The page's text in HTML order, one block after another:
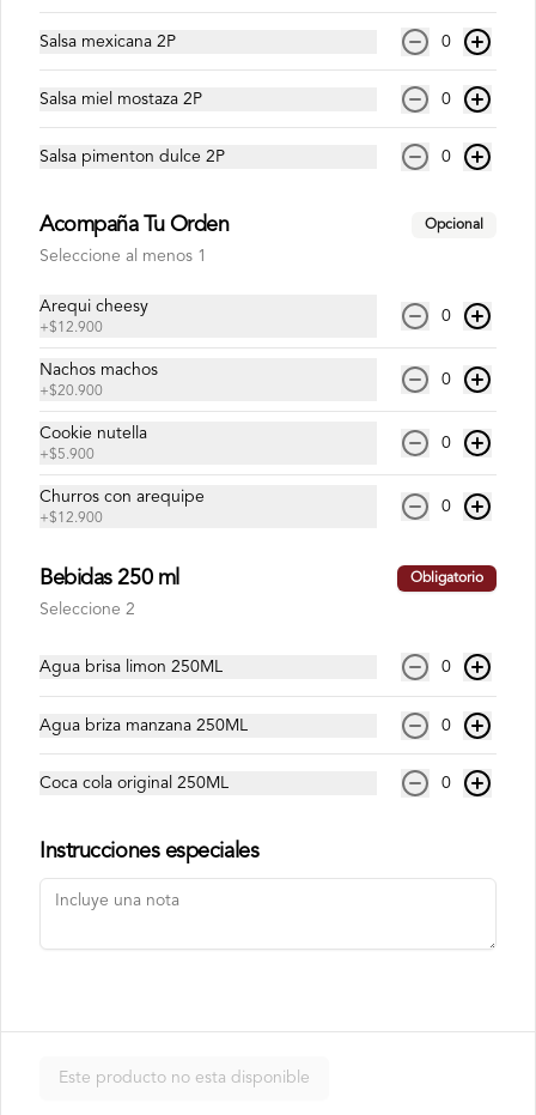
Cerveza
Términos y condiciones
Política de privacidad
Redes sociales
Instagram
TikTok
Mi cuenta
Iniciar sesión
Salsa mexicana 2P 0
Salsa miel mostaza 2P 0
Salsa pimenton dulce 2P 0
Acompaña Tu Orden Opcional
Seleccione al menos 1
Arequi cheesy
+$12.900
0
Nachos machos
+$20.900
0
Cookie nutella
+$5.900
0
Churros con arequipe
+$12.900
0
Bebidas 250 ml Obligatorio
Seleccione 2
Agua brisa limon 250ML 0
Agua briza manzana 250ML 0
Coca cola original 250ML 0
Instrucciones especiales
Este producto no esta disponible